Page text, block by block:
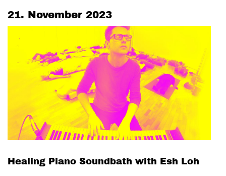
21. November 2023
Healing Piano Soundbath with Esh Loh